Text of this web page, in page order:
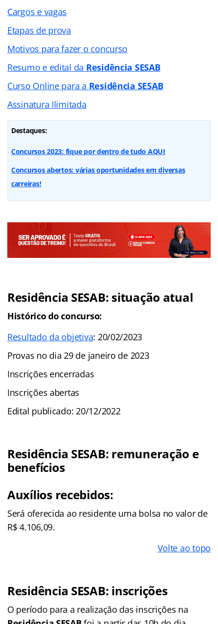
Cargos e vagas
Etapas de prova
Motivos para fazer o concurso
Resumo e edital da Residência SESAB
Curso Online para a Residência SESAB
Assinatura Ilimitada
Destaques:
Concursos 2023: fique por dentro de tudo AQUI
Concursos abertos: várias oportunidades em diversas
carreiras!
Residência SESAB: situação atual
Histórico do concurso:
Resultado da objetiva: 20/02/2023
Provas no dia 29 de janeiro de 2023
Inscrições encerradas
Inscrições abertas
Edital publicado: 20/12/2022
Residência SESAB: remuneração e
benefícios
Auxílios recebidos:
Será oferecida ao residente uma bolsa no valor de
R$ 4.106,09.
Volte ao topo
Residência SESAB: inscrições
O período para a realização das inscrições na